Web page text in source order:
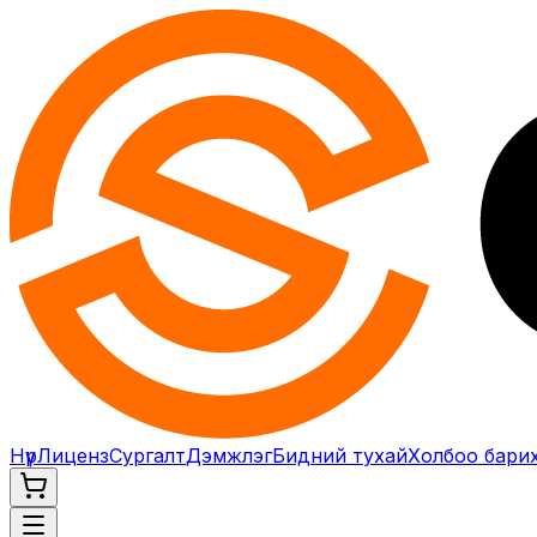
НүүрЛицензСургалтДэмжлэгБидний тухайХолбоо